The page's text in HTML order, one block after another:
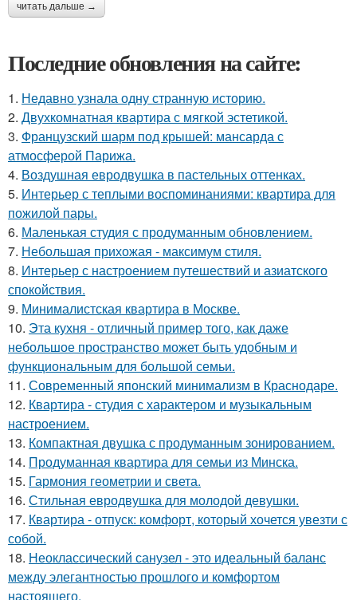
читать дальше →
Последние обновления на сайте:
1. Недавно узнала одну странную историю.
2. Двухкомнатная квартира с мягкой эстетикой.
3. Французский шарм под крышей: мансарда с
атмосферой Парижа.
4. Воздушная евродвушка в пастельных оттенках.
5. Интерьер с теплыми воспоминаниями: квартира для
пожилой пары.
6. Маленькая студия с продуманным обновлением.
7. Небольшая прихожая - максимум стиля.
8. Интерьер с настроением путешествий и азиатского
спокойствия.
9. Минималистская квартира в Москве.
10. Эта кухня - отличный пример того, как даже
небольшое пространство может быть удобным и
функциональным для большой семьи.
11. Современный японский минимализм в Краснодаре.
12. Квартира - студия с характером и музыкальным
настроением.
13. Компактная двушка с продуманным зонированием.
14. Продуманная квартира для семьи из Минска.
15. Гармония геометрии и света.
16. Стильная евродвушка для молодой девушки.
17. Квартира - отпуск: комфорт, который хочется увезти с
собой.
18. Неоклассический санузел - это идеальный баланс
между элегантностью прошлого и комфортом
настоящего.